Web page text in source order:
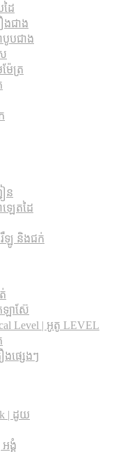
ៃ
ងជាង
បូបជាង
ែត្រ
ន
ឡេតដៃ
រឺឡូ និងជក់
ឡាស៊ែ
Level | អូតូ LEVEL
ងផ្សេងៗ
| ដូយ
ង្គុំ